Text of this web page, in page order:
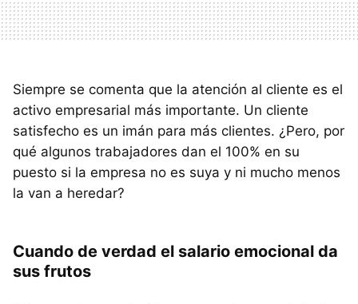
Siempre se comenta que la atención al cliente es el
activo empresarial más importante. Un cliente
satisfecho es un imán para más clientes. ¿Pero, por
qué algunos trabajadores dan el 100% en su
puesto si la empresa no es suya y ni mucho menos
la van a heredar?
Cuando de verdad el salario emocional da
sus frutos